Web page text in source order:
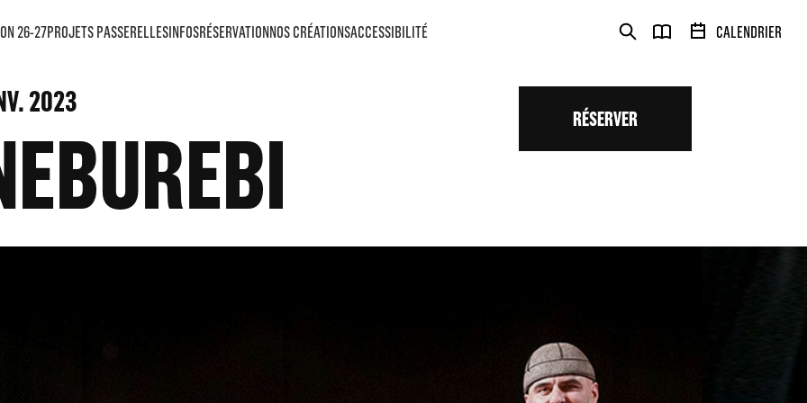
CALENDRIER
26-27PROJETS PASSERELLESINFOSRÉSERVATIONNOS CRÉATIONSACCESSIBILITÉ
2023
RÉSERVER